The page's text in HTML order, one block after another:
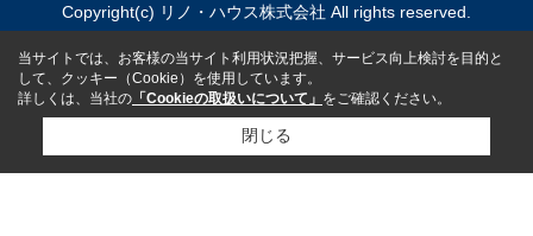
Copyright(c) リノ・ハウス株式会社 All rights reserved.
当サイトでは、お客様の当サイト利用状況把握、サービス向上検討を目的と
して、クッキー（Cookie）を使用しています。
詳しくは、当社の 「Cookieの取扱いについて」 をご確認ください。
閉じる